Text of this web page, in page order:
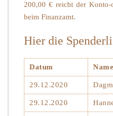
200,00 € reicht der Konto-
beim Finanzamt.
Hier die
Datum Name
29.12.2020
29.12.2020